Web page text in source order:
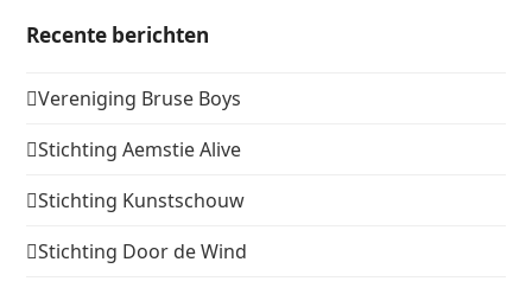
Recente berichten
Vereniging Bruse Boys
Stichting Aemstie Alive
Stichting Kunstschouw
Stichting Door de Wind